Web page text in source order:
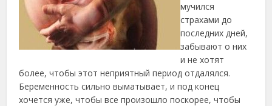
мучился
страхамидо
последних дней,
забывают о них
и не хотят
более, чтобы этот неприятный период отдалялся.
Беременность сильно выматывает, и под конец
хочется уже, чтобы все произошло поскорее, чтобы